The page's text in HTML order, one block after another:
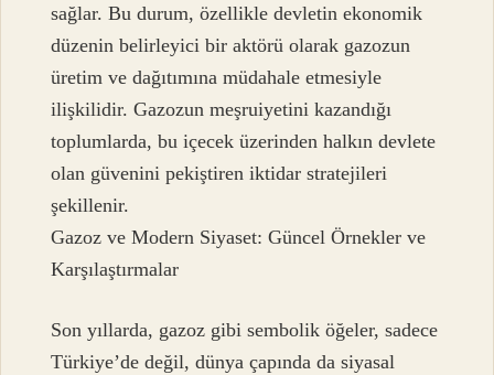
sağlar. Bu durum, özellikle devletin ekonomik
düzenin belirleyici bir aktörü olarak gazozun
üretim ve dağıtımına müdahale etmesiyle
ilişkilidir. Gazozun meşruiyetini kazandığı
toplumlarda, bu içecek üzerinden halkın devlete
olan güvenini pekiştiren iktidar stratejileri
şekillenir.
Gazoz ve Modern Siyaset: Güncel Örnekler ve
Karşılaştırmalar
Son yıllarda, gazoz gibi sembolik öğeler, sadece
Türkiye’de değil, dünya çapında da siyasal